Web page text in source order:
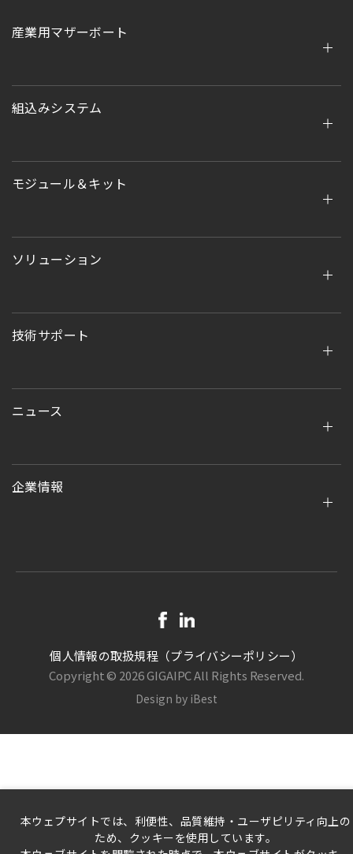
産業用マザーボート
組込みシステム
モジュール＆キット
ソリューション
技術サポート
ニュース
企業情報
Copyright © 2026GIGAIPCAll Rights Reserved.
Design by iBest
個人情報の取扱規程（プライバシーポリシー）
本ウェプサイトでは、利便性、品質維持・ユーザピリティ向上の
ため、クッキーを使用しています。